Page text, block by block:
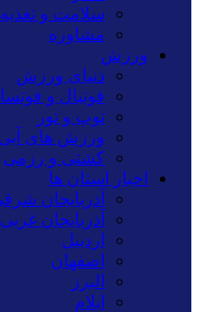
سلامت و تغذیه
مشاوره
ورزش
دنیای ورزش
فوتبال و
توپ و تور
ورزش های آبی
کشتی و رزمی
اخبار استان ها
آذربایجان
آذربایجان غربی
اردبیل
اصفهان
البرز
ایلام